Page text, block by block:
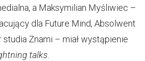
a Maksymilian Myśliwiec –
dla Future Mind, Absolwent
Znami – miał wystąpienie
talks